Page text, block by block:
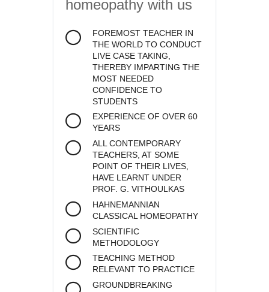
homeopathy with us
FOREMOST TEACHER IN
THE WORLD TO CONDUCT
LIVE CASE TAKING,
THEREBY IMPARTING THE
MOST NEEDED
CONFIDENCE TO
STUDENTS
EXPERIENCE OF OVER 60
YEARS
ALL CONTEMPORARY
TEACHERS, AT SOME
POINT OF THEIR LIVES,
HAVE LEARNT UNDER
PROF. G. VITHOULKAS
HAHNEMANNIAN
CLASSICAL HOMEOPATHY
SCIENTIFIC
METHODOLOGY
TEACHING METHOD
RELEVANT TO PRACTICE
GROUNDBREAKING